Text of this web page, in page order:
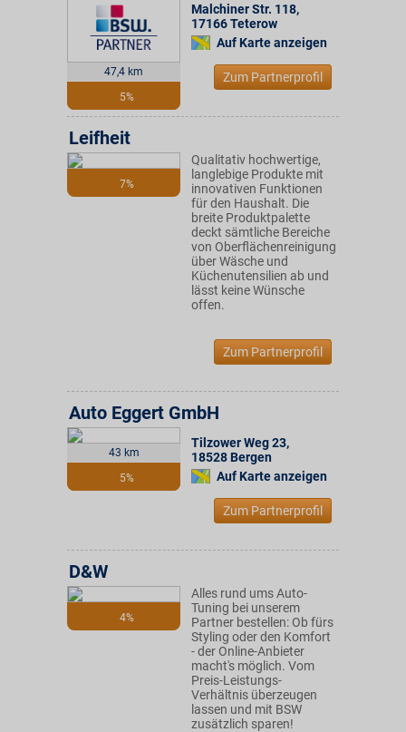
47,4 km
5%
Malchiner Str. 118,
17166Teterow
Auf Karte anzeigen
Zum Partnerprofil
7%
Leifheit
Qualitativ hochwertige,
langlebige Produkte mit
innovativen Funktionen
für den Haushalt. Die
breite Produktpalette
deckt sämtliche Bereiche
von Oberflächenreinigung
über Wäsche und
Küchenutensilien ab und
lässt keine Wünsche
offen.
Zum Partnerprofil
43 km
5%
Auto Eggert GmbH
Tilzower Weg 23,
18528 Bergen
Auf Karte anzeigen
Zum Partnerprofil
4%
D&W
Alles rund ums Auto-
Tuning bei unserem
Partner bestellen: Ob fürs
Styling oder den Komfort
- der Online-Anbieter
macht's möglich. Vom
Preis-Leistungs-
Verhältnis überzeugen
lassen und mit BSW
zusätzlich sparen!